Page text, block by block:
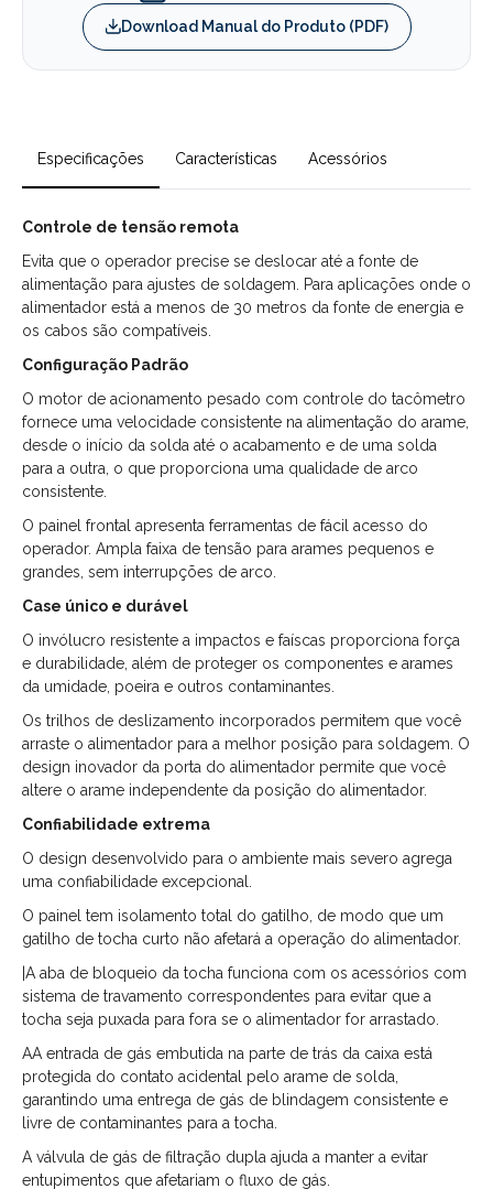
Download Manual do Produto (PDF)
Especificações Características Acessórios
Controle de tensão remota
Evita que o operador precise se deslocar até a fonte de
alimentação para ajustes de soldagem. Para aplicações onde o
alimentador está a menos de 30 metros da fonte de energia e
os cabos são compatíveis.
Configuração Padrão
O motor de acionamento pesado com controle do tacômetro
fornece uma velocidade consistente na alimentação do arame,
desde o início da solda até o acabamento e de uma solda
para a outra, o que proporciona uma qualidade de arco
consistente.
O painel frontal apresenta ferramentas de fácil acesso do
operador. Ampla faixa de tensão para arames pequenos e
grandes, sem interrupções de arco.
Case único e durável
O invólucro resistente a impactos e faíscas proporciona força
e durabilidade, além de proteger os componentes e arames
da umidade, poeira e outros contaminantes.
Os trilhos de deslizamento incorporados permitem que você
arraste o alimentador para a melhor posição para soldagem. O
design inovador da porta do alimentador permite que você
altere o arame independente da posição do alimentador.
Confiabilidade extrema
O design desenvolvido para o ambiente mais severo agrega
uma confiabilidade excepcional.
O painel tem isolamento total do gatilho, de modo que um
gatilho de tocha curto não afetará a operação do alimentador.
|A aba de bloqueio da tocha funciona com os acessórios com
sistema de travamento correspondentes para evitar que a
tocha seja puxada para fora se o alimentador for arrastado.
AA entrada de gás embutida na parte de trás da caixa está
protegida do contato acidental pelo arame de solda,
garantindo uma entrega de gás de blindagem consistente e
livre de contaminantes para a tocha.
A válvula de gás de filtração dupla ajuda a manter a evitar
entupimentos que afetariam o fluxo de gás.